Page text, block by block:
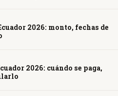
2026: monto, fechas de
2026: cuándo se paga,